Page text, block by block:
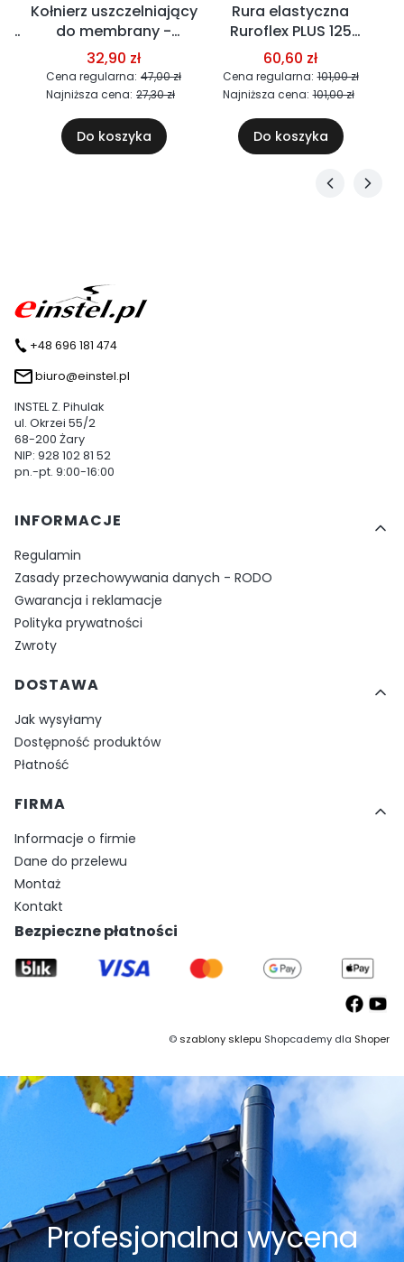
Kołnierz uszczelniający
do membrany -
kominki i wentylatory
Wirplast 125 i 150
32,90 zł
Cena regularna: 47,00 zł
Najniższa cena: 27,30 zł
Do koszyka
Rura elastyczna
Ruroflex PLUS 125
(CLICK) - łącznik do
kominków Wirplast
60,60 zł
Cena regularna: 101,00 zł
Najniższa cena: 101,00 zł
Do koszyka
+48 696 181 474
biuro@einstel.pl
INSTEL Z. Pihulak
ul. Okrzei 55/2
68-200 Żary
NIP: 928 102 81 52
pn.-pt. 9:00-16:00
Linki w stopce
INFORMACJE
Regulamin
Zasady przechowywania danych - RODO
Gwarancja i reklamacje
Polityka prywatności
Zwroty
DOSTAWA
Jak wysyłamy
Dostępność produktów
Płatność
FIRMA
Informacje o firmie
Dane do przelewu
Montaż
Kontakt
Bezpieczne płatności
©szablony sklepu Shopcademy dla Shoper
Profesjonalna wycena